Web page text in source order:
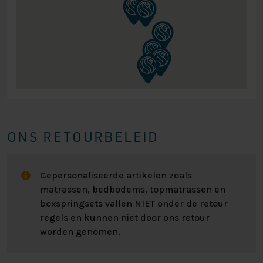
7700 boxspring nog verder personaliseren. Standaard
zitten meerdere hoofdborden inbegrepen bij de prijs
van het bed. Enkele hoofdborden hebben een hogere
prijs, doordat de productie van deze borden
arbeidsintensiever is. Het hoofdbord is +/- 110cm hoog
assortiment met eigen ogen komen bekijken, heeft u
behoefte aan persoonlijk advies of heeft u andere
te komen in één van onze vestigingen!
Kijk voor alle specificaties in het overzicht hiernaast.
Heeft U interesse? Kijk bij “zelf samenstellen” voor alle
mogelijkheden om uw perfecte bed samen te stellen!
ONS RETOURBELEID
Gepersonaliseerde artikelen zoals
matrassen, bedbodems, topmatrassen en
boxspringsets vallen NIET onder de retour
regels en kunnen niet door ons retour
worden genomen.